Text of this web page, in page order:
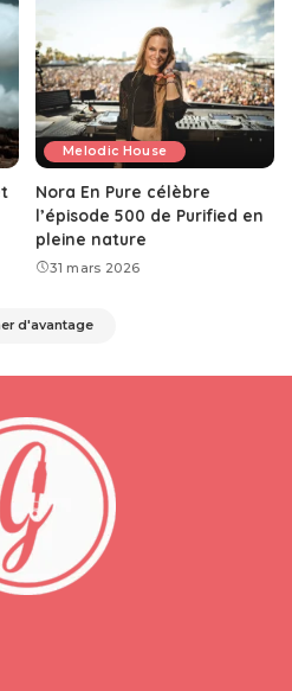
Melodic House
Nora En Pure célèbre
l’épisode 500 de Purified en
pleine nature
31 mars 2026
d'avantage